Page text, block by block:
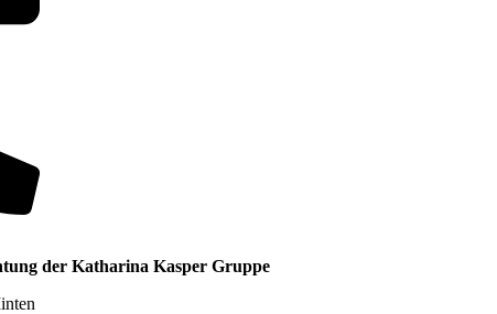
der Katharina Kasper Gruppe